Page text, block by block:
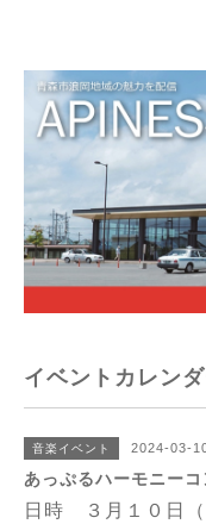
イベントカレン
音楽イベント 2024-03-
あっぷるハーモニーコ
日時 ３月１０日（